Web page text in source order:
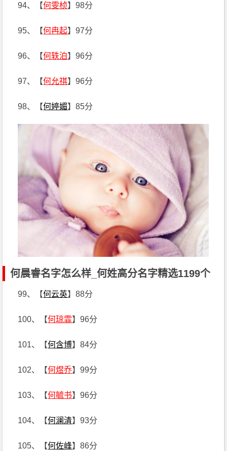
94、【何雯桢】98分
95、【何冉起】97分
96、【何轶泊】96分
97、【何允祺】96分
98、【何婷媚】85分
何晨睿名字怎么样_何姓高分名字精选1199个
99、【何云英】88分
100、【何琼霏】96分
101、【何含博】84分
102、【何煜乔】99分
103、【何毓书】96分
104、【何澜清】93分
105、【何佐峰】86分